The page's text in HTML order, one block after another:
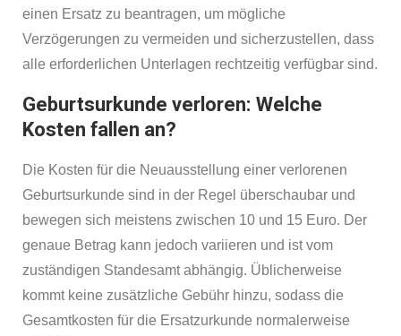
einen Ersatz zu beantragen, um mögliche
Verzögerungen zu vermeiden und sicherzustellen, dass
alle erforderlichen Unterlagen rechtzeitig verfügbar sind.
Geburtsurkunde verloren: Welche
Kosten fallen an?
Die Kosten für die Neuausstellung einer verlorenen
Geburtsurkunde sind in der Regel überschaubar und
bewegen sich meistens zwischen 10 und 15 Euro. Der
genaue Betrag kann jedoch variieren und ist vom
zuständigen Standesamt abhängig. Üblicherweise
kommt keine zusätzliche Gebühr hinzu, sodass die
Gesamtkosten für die Ersatzurkunde normalerweise